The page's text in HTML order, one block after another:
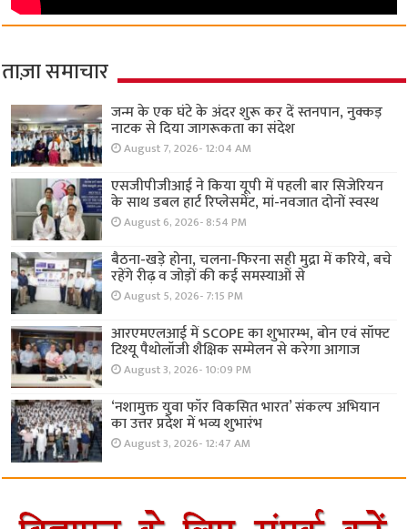
ताज़ा समाचार
जन्म के एक घंटे के अंदर शुरू कर दें स्तनपान, नुक्कड़
नाटक से दिया जागरूकता का संदेश
August 7, 2026- 12:04 AM
एसजीपीजीआई ने किया यूपी में पहली बार सिजेरियन
के साथ डबल हार्ट रिप्लेसमेंट, मां-नवजात दोनों स्वस्थ
August 6, 2026- 8:54 PM
बैठना-खड़े होना, चलना-फिरना सही मुद्रा में करिये, बचे
रहेंगे रीढ़ व जोड़ों की कई समस्याओं से
August 5, 2026- 7:15 PM
आरएमएलआई में SCOPE का शुभारम्भ, बोन एवं सॉफ्ट
टिश्यू पैथोलॉजी शैक्षिक सम्मेलन से करेगा आगाज
August 3, 2026- 10:09 PM
‘नशामुक्त युवा फॉर विकसित भारत’ संकल्प अभियान
का उत्तर प्रदेश में भव्य शुभारंभ
August 3, 2026- 12:47 AM